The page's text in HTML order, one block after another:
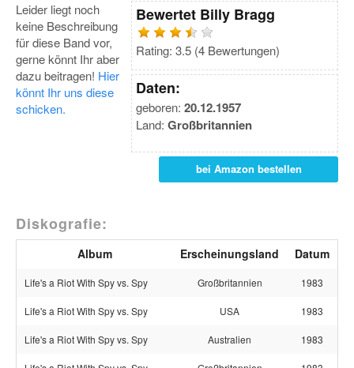
Bewertet Billy Bragg
Rating: 3.5 (4 Bewertungen)
Daten:
geboren: 20.12.1957
Land: Großbritannien
bei Amazon bestellen
Leider liegt noch
keine Beschreibung
für diese Band vor,
gerne könnt Ihr aber
dazu beitragen! Hier
könnt Ihr uns diese
schicken.
Diskografie:
Album Erscheinungsland Datum
Life's a Riot With Spy vs. Spy Großbritannien 1983
Life's a Riot With Spy vs. Spy USA 1983
Life's a Riot With Spy vs. Spy Australien 1983